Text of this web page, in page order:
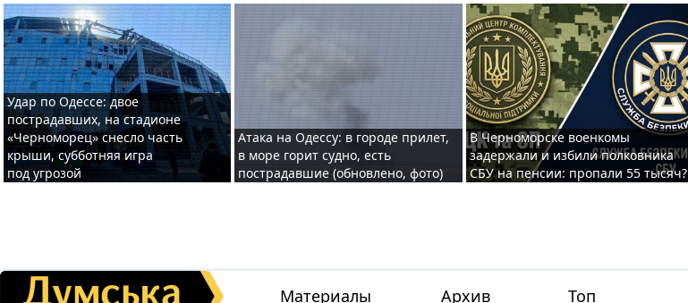
Удар по Одессе: двое
пострадавших, на стадионе
«Черноморец» снесло часть
крыши, субботняя игра
под угрозой
Атака на Одессу: в городе прилет,
в море горит судно, есть
пострадавшие (обновлено, фото)
В Черноморске военкомы
задержали и избили полковника
СБУ на пенсии: пропали 55 тысяч?
Материалы Архив Топ